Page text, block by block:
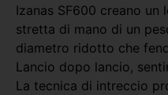
Izanas SF600 creano
stretta di mano di un
diametro ridotto che
Lancio dopo lancio,
La tecnica di intreccio